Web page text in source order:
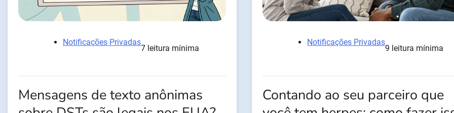
Notificações Privadas
7 leitura mínima
Mensagens de texto anônimas
Notificações Privadas
9 leitura mínima
Contando ao seu parceiro que